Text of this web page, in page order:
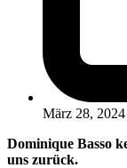
März 28, 2024
Dominique Basso
uns zurück.